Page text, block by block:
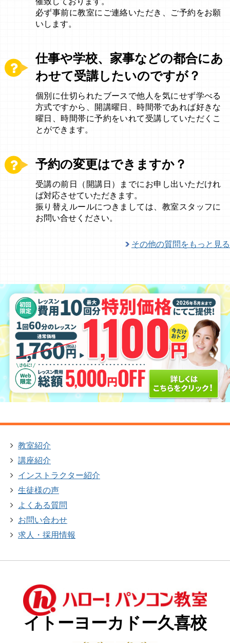
必ず事前に教室にご連絡いただき、ご予約をお願
いします。
仕事や学校、家事などの都合にあ
わせて受講したいのですが？
個別に仕切られたブースで他人を気にせず学べる
方式ですから、開講曜日、時間帯であれば好きな
曜日、時間帯に予約をいれて受講していただくこ
とができます。
予約の変更はできますか？
受講の前日（開講日）までにお申し出いただけれ
ば対応させていただきます。
振り替えルールにつきましては、教室スタッフに
お問い合せください。
その他の質問をもっと見る
教室紹介
講座紹介
インストラクター紹介
生徒様の声
よくある質問
お問い合わせ
求人・採用情報
イトーヨーカドー久喜校